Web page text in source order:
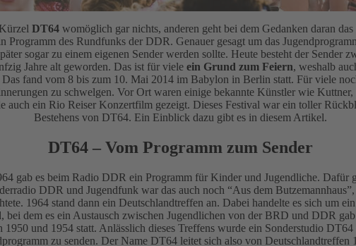
DT64womöglich gar nichts, anderen geht bei dem Gedanken daran
Programm des Rundfunks der DDR. Genauer gesagt um das
sogar zu einem eigenen Sender werden sollte. Heute besteht der Sender
Jahre alt geworden. Das ist für viele ein Grund zum Feiern, weshalb
fand vom 8 bis zum 10. Mai 2014 im Babylon in Berlin statt. Für viele
zu schwelgen. Vor Ort waren einige bekannte Künstler wie
auch ein Rio Reiser Konzertfilm gezeigt. Dieses Festival war ein toller
Bestehens von DT64. Ein Einblick dazu gibt es in diesem Artikel.
DT64 – Vom Programm zum Sender
gab es beim Radio DDR ein Programm für Kinder und Jugendliche. Dafür
DDR und Jugendfunk war das auch noch “Aus dem
1964 stand dann ein Deutschlandtreffen an. Dabei handelte es sich um
bei dem es ein Austausch zwischen Jugendlichen von der BRD und DDR
1950 und 1954 statt. Anlässlich dieses Treffens wurde ein Sonderstudio
zu senden. Der Name DT64 leitet sich also von Deutschlandtreffen